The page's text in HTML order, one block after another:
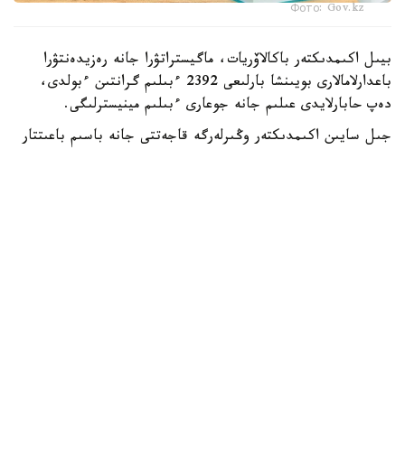
Фото: Gov.kz
بيىل اكىمدىكتەر باكالاۆريات، ماگيستراتۋرا جانە رەزيدەنتۋرا
باعدارلامالارى بويىنشا بارلىعى 2392 ءبىلىم گرانتىن ءبولدى،
دەپ حابارلايدى عىلىم جانە جوعارى ءبىلىم مينيسترلىگى.
جىل سايىن اكىمدىكتەر وڭىرلەرگە قاجەتتى جانە باسىم باعىتتار